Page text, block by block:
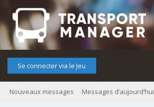
Se connecter via le Jeu
Nouveaux messages Messages d’aujourd’hui